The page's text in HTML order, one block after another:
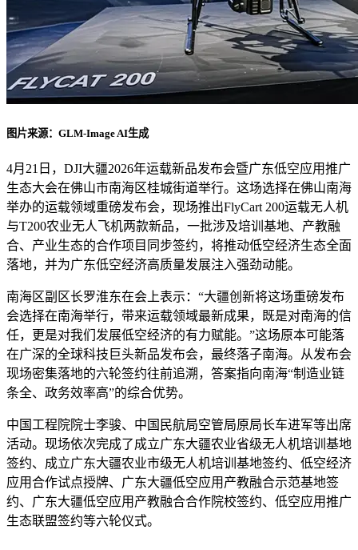
图片来源：GLM-Image AI生成
4月21日，DJI大疆2026年运载新品发布会暨广东低空应用推广
生态大会在佛山市南海区桂城街道举行。这场选择在佛山南海
举办的运载领域重磅发布会，现场推出FlyCart 200运载无人机
与T200农业无人飞机两款新品，一批涉及培训基地、产教融
合、产业生态的合作项目同步签约，将推动低空经济生态全面
落地，并为广东低空经济高质量发展注入强劲动能。
南海区副区长罗淮东在会上表示：“大疆创新将这场重磅发布
会选择在南海举行，带来运载领域最新成果，既是对南海的信
任，更是对我们发展低空经济的有力赋能。”这场原本可能落
在广深的全球科技巨头新品发布会，最终落子南海。从发布会
现场密集落地的六轮签约往前追溯，答案指向南海“制造业链
条全、政务效率高”的综合优势。
中国工程院院士李骏、中国民航局空管局原局长车进军等出席
活动。现场依次完成了成立广东大疆农业省级无人机培训基地
签约、成立广东大疆农业市级无人机培训基地签约、低空经济
应用合作试点授牌、广东大疆低空应用产教融合示范基地签
约、广东大疆低空应用产教融合合作院校签约、低空应用推广
生态联盟签约等六轮仪式。